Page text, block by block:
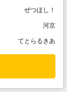
ぜつほし！
河京
てとらるきあ